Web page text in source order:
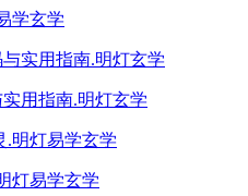
学玄学
用指南.明灯玄学
灯易学玄学